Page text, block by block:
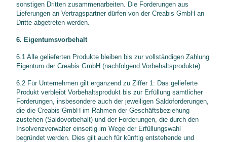
sonstigen Dritten zusammenarbeiten. Die Forderungen aus
Lieferungen an Vertragspartner dürfen von der Creabis GmbH an
Dritte abgetreten werden.
6. Eigentumsvorbehalt
6.1 Alle gelieferten Produkte bleiben bis zur vollständigen Zahlung
Eigentum der Creabis GmbH (nachfolgend Vorbehaltsprodukte).
6.2 Für Unternehmen gilt ergänzend zu Ziffer 1: Das gelieferte
Produkt verbleibt Vorbehaltsprodukt bis zur Erfüllung sämtlicher
Forderungen, insbesondere auch der jeweiligen Saldoforderungen,
die die Creabis GmbH im Rahmen der Geschäftsbeziehung
zustehen (Saldovorbehalt) und der Forderungen, die durch den
Insolvenzverwalter einseitig im Wege der Erfüllungswahl
begründet werden. Dies gilt auch für künftig entstehende und